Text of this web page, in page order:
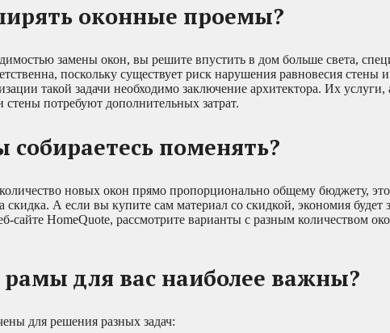
оконные проемы?
замены окон, вы решите впустить в дом больше света,
поскольку существует риск нарушения равновесия
такой задачи необходимо заключение архитектора. Их
стены потребуют дополнительных затрат.
собираетесь поменять?
новых окон прямо пропорционально общему бюджету,
скидка. А если вы купите сам материал со скидкой, экономия будет
сайте HomeQuote, рассмотрите варианты с разным количеством
рамы для вас наиболее важны?
для решения разных задач: